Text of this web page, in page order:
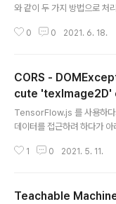
와 같이 두 가지 방법으로
gs // relative to the
s.height =
e... } CSS html, body {
0 0 2021. 6. 18.
CORS -
cute 'texImage2D'
eringContext':
y not be loaded.
TensorFlow.js 를 사용하
데이터를 접근하려 하다가
사용하였다. // HTML 선언
mage(img, 0, 0); } //
1 0 2021. 5. 11.
Teachable